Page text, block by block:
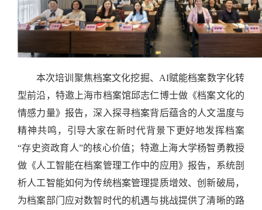
本次培训聚焦档案文化挖掘、 AI赋能档案数字化转
型前沿，特邀上海市档案馆邱志仁博士做《档案文化的
情感力量》报告，深入探寻档案背后蕴含的人文温度与
精神共鸣，引导大家在新时代背景下更好地发挥档案
“存史资政育人”的核心价值；特邀上海大学杨智勇教授
做《人工智能在档案管理工作中的应用》报告，系统剖
析人工智能如何为传统档案管理提质增效、创新破局，
为档案部门应对数智时代的机遇与挑战提供了清晰的路